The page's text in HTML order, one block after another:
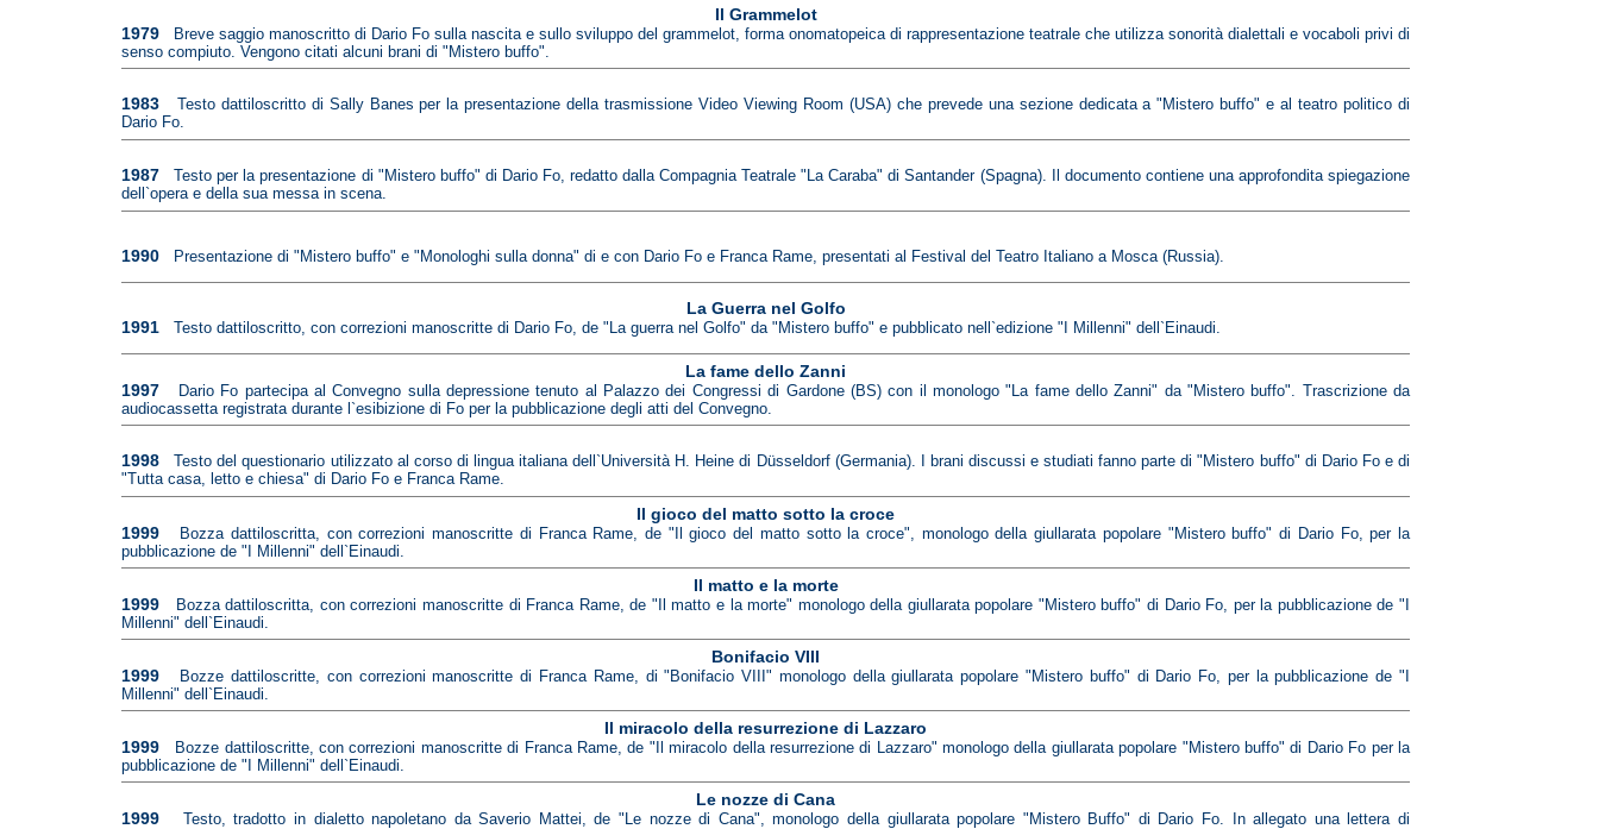
Il Grammelot
1979
Breve saggio manoscritto di Dario Fo sulla nascita e sullo sviluppo del grammelot, forma onomatopeica di rappresentazione teatrale che utilizza sonorità dialettali e vocaboli privi di
senso compiuto. Vengono citati alcuni brani di "Mistero buffo".
1983
Testo dattiloscritto di Sally Banes per la presentazione della trasmissione Video Viewing Room (USA) che prevede una sezione dedicata a "Mistero buffo" e al teatro politico di
Dario Fo.
1987
Testo per la presentazione di "Mistero buffo" di Dario Fo, redatto dalla Compagnia Teatrale "La Caraba" di Santander (Spagna). Il documento contiene una approfondita spiegazione
dell`opera e della sua messa in scena.
1990 Presentazione di "Mistero buffo" e "Monologhi sulla donna" di e con Dario Fo e Franca Rame, presentati al Festival del Teatro Italiano a Mosca (Russia).
La Guerra nel Golfo
1991
Testo dattiloscritto, con correzioni manoscritte di Dario Fo, de "La guerra nel Golfo" da "Mistero buffo" e pubblicato nell`edizione "I Millenni" dell`Einaudi.
La fame dello Zanni
1997
Dario Fo partecipa al Convegno sulla depressione tenuto al Palazzo dei Congressi di Gardone (BS) con il monologo "La fame dello Zanni" da "Mistero buffo". Trascrizione da
audiocassetta registrata durante l`esibizione di Fo per la pubblicazione degli atti del Convegno.
1998
Testo del questionario utilizzato al corso di lingua italiana dell`Università H. Heine di Düsseldorf (Germania). I brani discussi e studiati fanno parte di "Mistero buffo" di Dario Fo e di
"Tutta casa, letto e chiesa" di Dario Fo e Franca Rame.
Il gioco del matto sotto la croce
1999
Bozza dattiloscritta, con correzioni manoscritte di Franca Rame, de "Il gioco del matto sotto la croce", monologo della giullarata popolare "Mistero buffo" di Dario Fo, per la
pubblicazione de "I Millenni" dell`Einaudi.
Il matto e la morte
1999
Bozza dattiloscritta, con correzioni manoscritte di Franca Rame, de "Il matto e la morte" monologo della giullarata popolare "Mistero buffo" di Dario Fo, per la pubblicazione de "I
Millenni" dell`Einaudi.
Bonifacio VIII
1999
Bozze dattiloscritte, con correzioni manoscritte di Franca Rame, di "Bonifacio VIII" monologo della giullarata popolare "Mistero buffo" di Dario Fo, per la pubblicazione de "I
Millenni" dell`Einaudi.
Il miracolo della resurrezione di Lazzaro
1999
Bozze dattiloscritte, con correzioni manoscritte di Franca Rame, de "Il miracolo della resurrezione di Lazzaro" monologo della giullarata popolare "Mistero buffo" di Dario Fo per la
pubblicazione de "I Millenni" dell`Einaudi.
Le nozze di Cana
1999
Testo, tradotto in dialetto napoletano da Saverio Mattei, de "Le nozze di Cana", monologo della giullarata popolare "Mistero Buffo" di Dario Fo. In allegato una lettera di